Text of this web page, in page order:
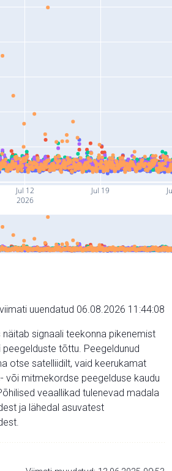
Jul 12
2026
Jul 19
uuendatud 06.08.2026 11:44:08
signaali teekonna pikenemist
tõttu. Peegeldunud
otse satelliidilt, vaid keerukamat
või mitmekordse peegelduse kaudu
veaallikad tulenevad madala
ja lähedal asuvatest